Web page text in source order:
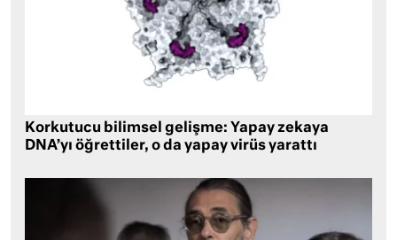
Korkutucu bilimsel gelişme: Yapay zekaya
DNA’yı öğrettiler, o da yapay virüs yarattı